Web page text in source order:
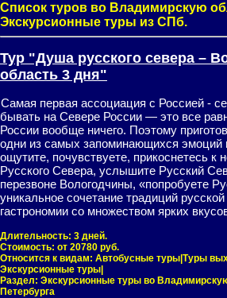
Список туров во Владимирскую
Экскурсионные туры из СПб.
Тур "Душа русского севера –
область 3 дня"
Самая первая ассоциация с Россией -
бывать на Севере России — это все
России вообще ничего. Поэтому
одни из самых запоминающихся эмоций
ощутите, почувствуете, прикоснетесь к
Русского Севера, услышите Русский
перезвоне Вологодчины, «попробуете
уникальное сочетание традиций
гастрономии со множеством ярких
Длительность: 3 дней.
Стоимость: от 20780 руб.
Относится к видам: Автобусные туры|Туры
Экскурсионные туры|
Раздел: Экскурсионные туры во
Петербурга